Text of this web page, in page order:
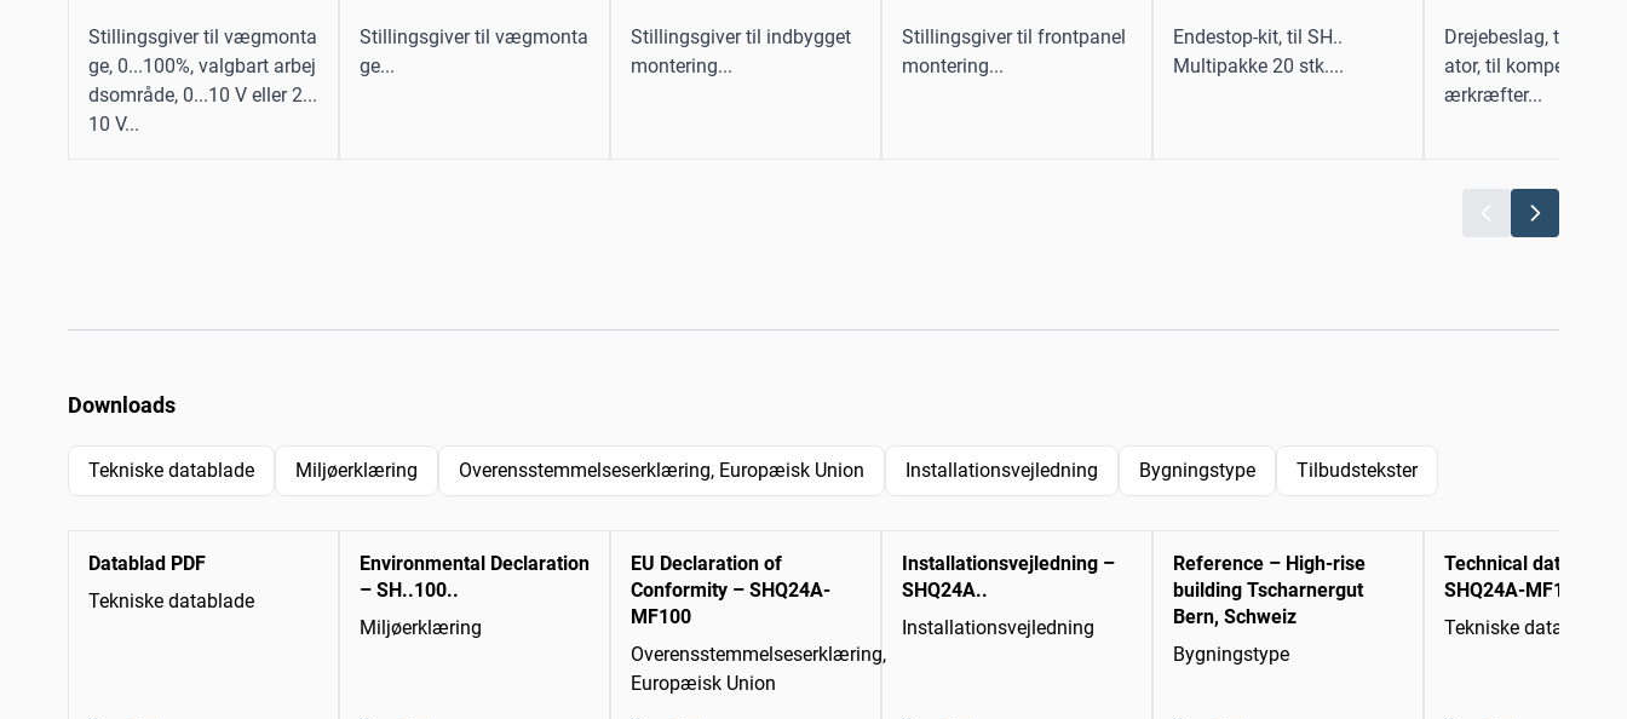
Stillingsgiver til vægmonta
ge, 0...100%, valgbart arbej
dsområde, 0...10 V eller 2...
10 V...
Stillingsgiver til vægmonta
ge...
Stillingsgiver til indbygget
montering...
Stillingsgiver til frontpanel
montering...
Endestop-kit, til SH..
Multipakke 20 stk....
Drejebeslag, til
ator, til
ærkræfter...
Downloads
Tekniske datablade Miljøerklæring Overensstemmelseserklæring, Europæisk Union Installationsvejledning Bygningstype Tilbudstekster
Datablad PDF
Tekniske datablade
Environmental Declaration
– SH..100..
Miljøerklæring
EU Declaration of
Conformity – SHQ24A-
MF100
Overensstemmelseserklæring,
Europæisk Union
Installationsvejledning –
SHQ24A..
Installationsvejledning
Reference – High-rise
building Tscharnergut
Bern, Schweiz
Bygningstype
Technical data
SHQ24A-MF100
Tekniske datablade